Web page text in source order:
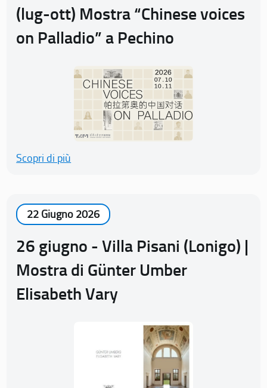
(lug-ott) Mostra “Chinese voices
on Palladio” a Pechino
Scopri di più
22 Giugno 2026
26 giugno - Villa Pisani (Lonigo) |
Mostra di Günter Umber
Elisabeth Vary